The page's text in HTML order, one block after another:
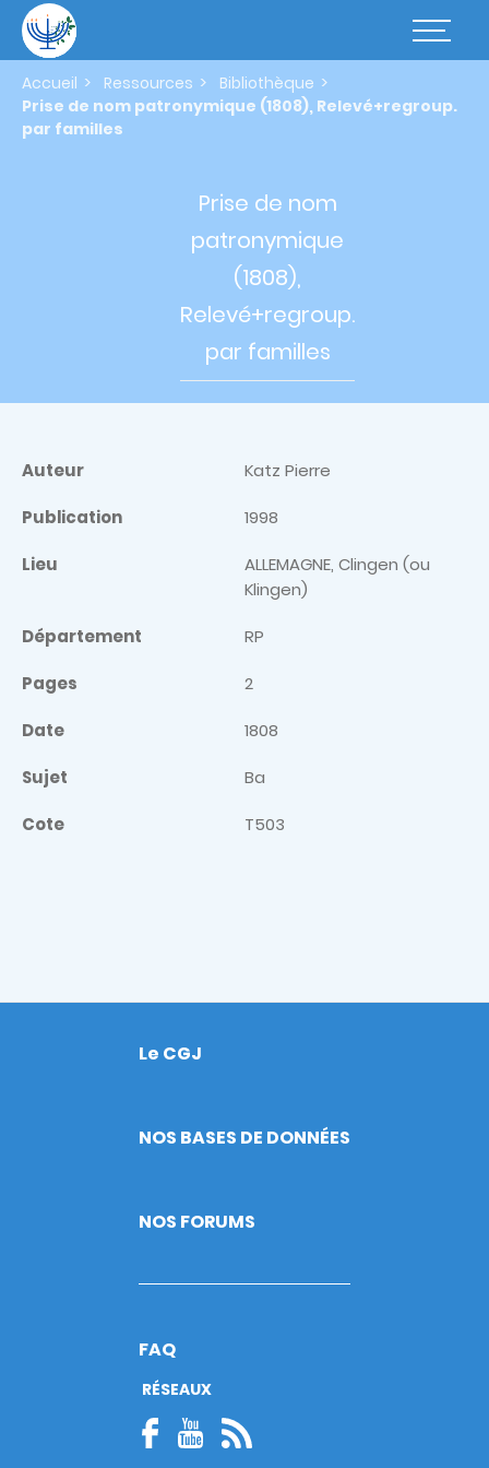
contenu
principal
Basculer
Accueil Ressources
Bibliothèque
Prise de nom patronymique (1808), Relevé+regroup.
par familles
Prise de nom
patronymique
(1808),
Relevé+regroup.
par familles
Auteur Katz Pierre
Publication 1998
Lieu
ALLEMAGNE, Clingen (ou
Klingen)
Département RP
Pages 2
Date 1808
Sujet Ba
Cote T503
Footer
Le CGJ
NOS BASES DE DONNÉES
NOS FORUMS
FAQ
RÉSEAUX